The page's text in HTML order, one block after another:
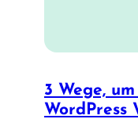
3 Wege,
WordPress